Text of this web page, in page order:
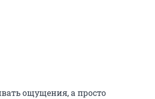
ощущения, а просто